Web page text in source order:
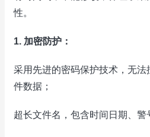
性。
1. 加密防护：
采用先进的密码保护技术，无
件数据；
超长文件名，包含时间日期、警